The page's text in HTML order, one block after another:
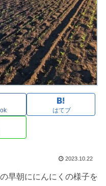
はてブ
2023.10.22
早朝ににんにくの様子を